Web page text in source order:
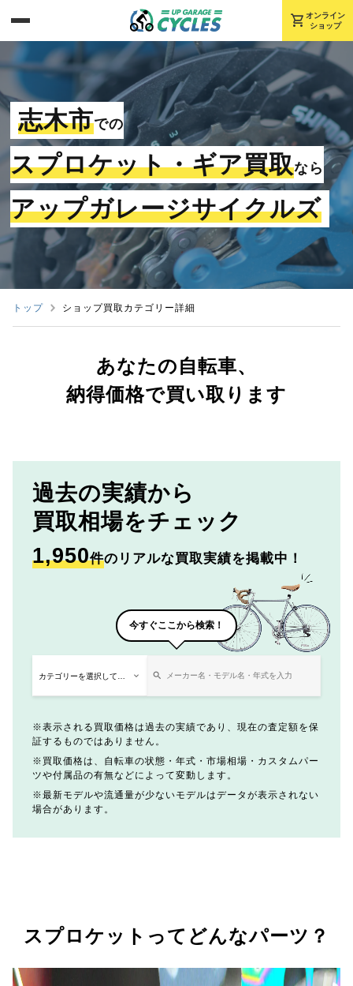
shopping_cart オンライン
ショップ
志木市での
スプロケット・ギア買取なら
アップガレージサイクルズ
トップ ショップ買取カテゴリー詳細
あなたの自転車、
納得価格で買い取ります
過去の実績から
買取相場をチェック
1,950件のリアルな買取実績を掲載中！
今すぐここから検索！
表示される買取価格は過去の実績であり、現在の査定額を保
証するものではありません。
買取価格は、自転車の状態・年式・市場相場・カスタムパー
ツや付属品の有無などによって変動します。
最新モデルや流通量が少ないモデルはデータが表示されない
場合があります。
スプロケットってどんなパーツ？